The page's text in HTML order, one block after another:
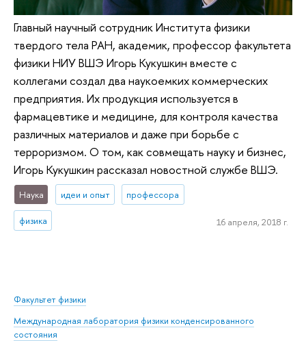
Факультет физики
Международная лаборатория физики конденсированного
состояния
Главный научный сотрудник Института физики
твердого тела РАН, академик, профессор факультета
физики НИУ ВШЭ Игорь Кукушкин вместе с
коллегами создал два наукоемких коммерческих
предприятия. Их продукция используется в
фармацевтике и медицине, для контроля качества
различных материалов и даже при борьбе с
терроризмом. О том, как совмещать науку и бизнес,
Игорь Кукушкин рассказал новостной службе ВШЭ.
Наука идеи и опыт профессора
физика 16 апреля, 2018 г.